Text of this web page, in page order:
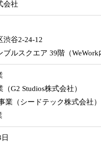
会社
渋谷2-24-12
ルスクエア 39階（WeWork
（G2 Studios株式会社）
業（シードテック株式会社）